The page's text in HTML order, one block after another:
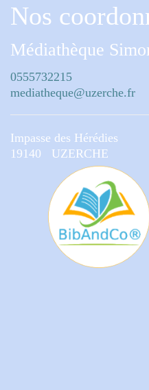
Nos
Médiathèque
0555732215
mediatheque@uzerche.fr
Impasse des Hérédies
19140 UZERCHE